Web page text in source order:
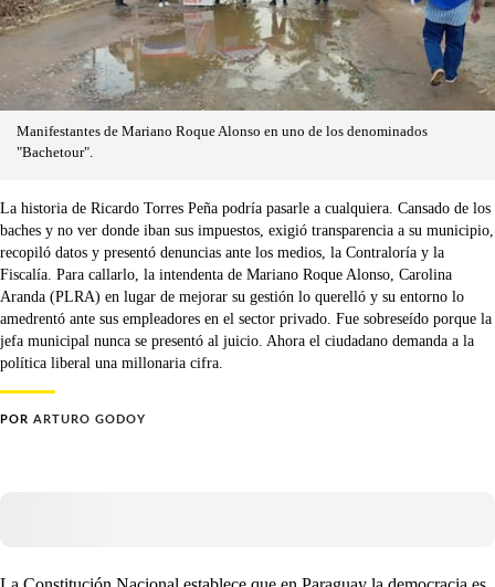
Manifestantes de Mariano Roque Alonso en uno de los denominados
"Bachetour".
La historia de Ricardo Torres Peña podría pasarle a cualquiera. Cansado de los
baches y no ver donde iban sus impuestos, exigió transparencia a su municipio,
recopiló datos y presentó denuncias ante los medios, la Contraloría y la
Fiscalía. Para callarlo, la intendenta de Mariano Roque Alonso, Carolina
Aranda (PLRA) en lugar de mejorar su gestión lo querelló y su entorno lo
amedrentó ante sus empleadores en el sector privado. Fue sobreseído porque la
jefa municipal nunca se presentó al juicio. Ahora el ciudadano demanda a la
política liberal una millonaria cifra.
POR ARTURO GODOY